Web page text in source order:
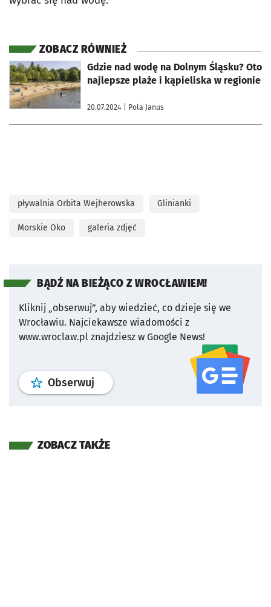
ZOBACZ RÓWNIEŻ
Gdzie nad wodę na Dolnym Śląsku? Oto
najlepsze plaże i kąpieliska w regionie
20.07.2024 | Pola Janus
otworzy się w nowej karcie
pływalnia Orbita Wejherowska Glinianki
Morskie Oko galeria zdjęć
BĄDŹ NA BIEŻĄCO Z WROCŁAWIEM!
Kliknij „obserwuj”, aby wiedzieć, co dzieje się we
Wrocławiu. Najciekawsze wiadomości z
www.wroclaw.pl znajdziesz w Google News!
Obserwuj profil serwisu
ZOBACZ TAKŻE